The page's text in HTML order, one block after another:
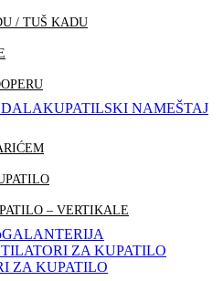
/ TUŠ KADU
KUPATILSKI NAMEŠTAJ
– VERTIKALE
GALANTERIJA
ZA KUPATILO
ZA KUPATILO